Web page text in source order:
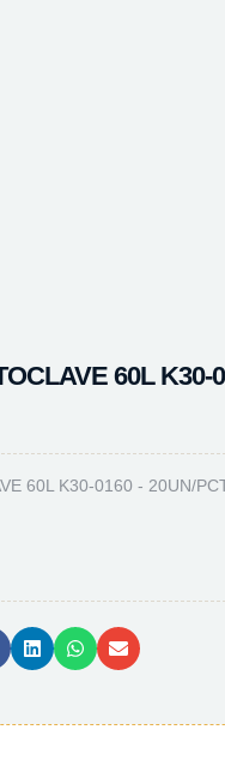
60L K30-
60L K30-0160 - 20UN/